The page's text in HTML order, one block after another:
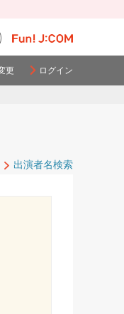
更 ログイン
出演者名検索